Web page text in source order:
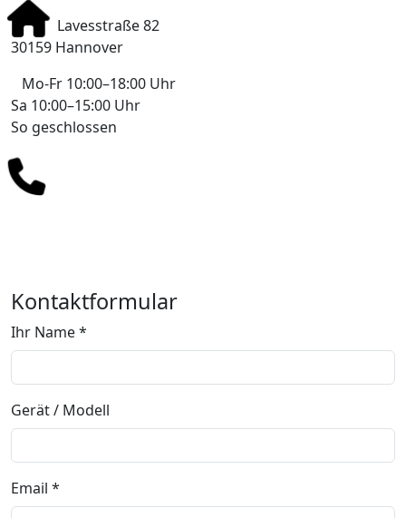
Lavesstraße 82
30159 Hannover
Mo-Fr 10:00–18:00 Uhr
Sa 10:00–15:00 Uhr
So geschlossen
Kontaktformular
Ihr Name *
Gerät / Modell
Email *